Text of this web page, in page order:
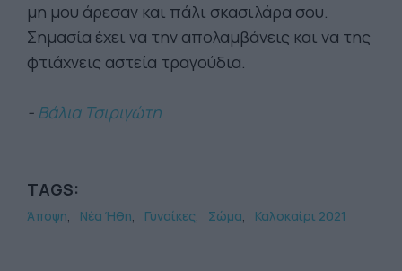
μη μου άρεσαν και πάλι σκασιλάρα σου.
Σημασία έχει να την απολαμβάνεις και να της
φτιάχνεις αστεία τραγούδια.
- Βάλια Τσιριγώτη
TAGS:
Άποψη Νέα Ήθη Γυναίκες Σώμα Καλοκαίρι 2021